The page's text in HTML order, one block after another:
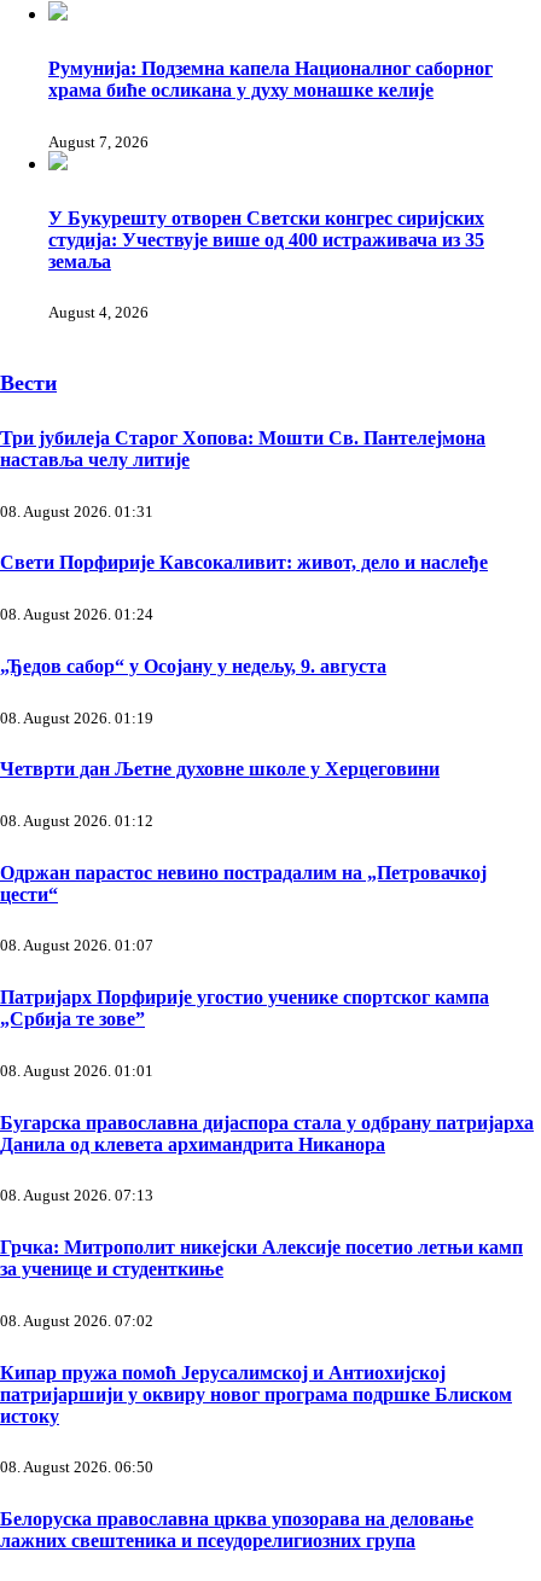
Румунија: Подземна капела Националног саборног
храма биће осликана у духу монашке келије
August 7, 2026
У Букурешту отворен Светски конгрес сиријских
студија: Учествује више од 400 истраживача из 35
земаља
August 4, 2026
Вести
Три јубилеја Старог Хопова: Мошти Св. Пантелејмона
наставља челу литије
08. August 2026. 01:31
Свети Порфирије Кавсокаливит: живот, дело и наслеђе
08. August 2026. 01:24
„Ђедов сабор“ у Осојану у недељу, 9. августа
08. August 2026. 01:19
Четврти дан Љетне духовне школе у Херцеговини
08. August 2026. 01:12
Одржан парастос невино пострадалим на „Петровачкој
цести“
08. August 2026. 01:07
Патријарх Порфирије угостио ученике спортског кампа
„Србија те зове”
08. August 2026. 01:01
Бугарска православна дијаспора стала у одбрану патријарха
Данила од клевета архимандрита Никанора
08. August 2026. 07:13
Грчка: Митрополит никејски Алексије посетио летњи камп
за ученице и студенткиње
08. August 2026. 07:02
Кипар пружа помоћ Јерусалимској и Антиохијској
патријаршији у оквиру новог програма подршке Блиском
истоку
08. August 2026. 06:50
Белоруска православна црква упозорава на деловање
лажних свештеника и псеудорелигиозних група